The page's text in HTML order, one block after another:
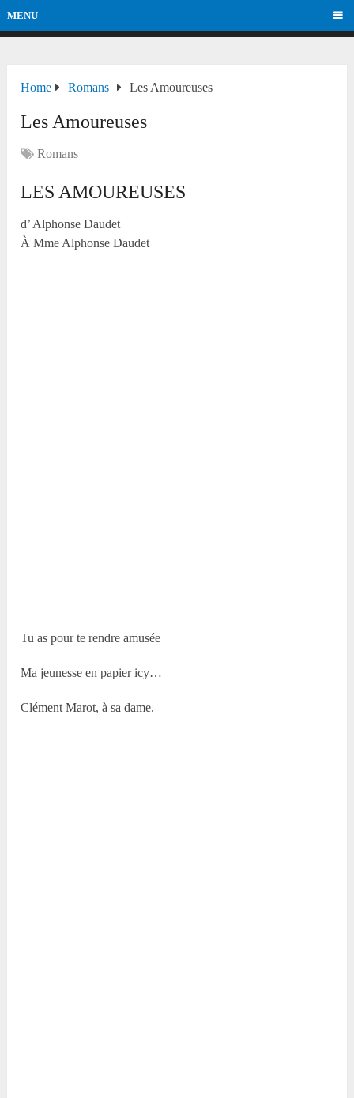
MENU
Home Romans Les Amoureuses
Les Amoureuses
Romans
LES AMOUREUSES
d’ Alphonse Daudet
À Mme Alphonse Daudet
Tu as pour te rendre amusée
Ma jeunesse en papier icy…
Clément Marot, à sa dame.